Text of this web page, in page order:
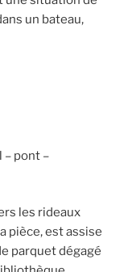
un bateau,
– pont –
les rideaux
pièce, est assise
parquet dégagé